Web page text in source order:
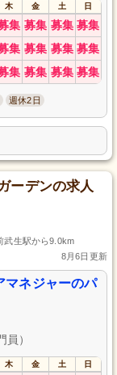
木 金 土 日
集 募集 募集 募集
集 募集 募集 募集
集 募集 募集 募集
週休2日
ーデンの求人
武生駅から9.0km
8月6日更新
マネジャーのパ
）
木 金 土 日